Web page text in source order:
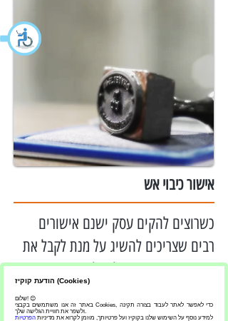
אישור כיבוי אש
כשרוצים להקים עסק ישנם אישורים
רבים שצריכים להשיג על מנת לקבל את
רישיון העסק המיוחל. חלקם חשובים
פחות וחלקם יותר, אבל מה שבטוח, כולם
ללא יוצא מן הכלל מלווים בטירטור
הודעת קוקיז (Cookies)
שלום! 😊
באתר זה אנו משתמשים בקבצי Cookies, כדי לאפשר לאתר לעבוד בצורה תקינה
ולשפר את חוויית הגלישה שלך.
למידע נוסף על השימוש שלנו בקוקיז ועל פרטיותך, מוזמן לקרוא את מדיניות הפרטיות